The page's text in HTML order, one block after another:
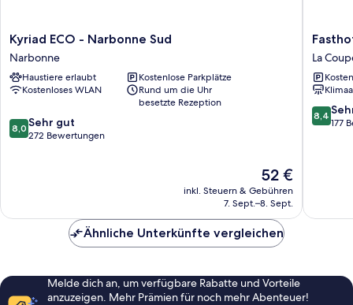
Kyriad
ECO
-
Narbonne
Sud
Kyriad ECO - Narbonne Sud
Narbonne
Haustiere erlaubt
Kostenlose Parkplätze
Kostenloses WLAN
Rund um die Uhr
besetzte Rezeption
8.0
von
8,0 Sehr gut
272 Bewertungen
Der
Preis
beträgt
52 €
inkl. Steuern & Gebühren
7. Sept.–8. Sept.
La
Coupé
La
8.4
von
8,4
177
Ähnliche Unterkünfte vergleichen
Melde dich an, um verfügbare Rabatte und Vorteile
anzuzeigen. Mehr Prämien für noch mehr Abenteuer!